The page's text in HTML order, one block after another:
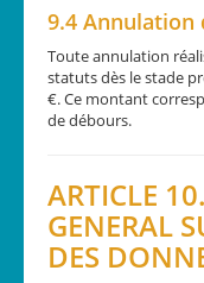
9.4 Annulation
Toute annulation
statuts dès le stade
€. Ce montant
de débours.
ARTICLE
GENERAL
DES